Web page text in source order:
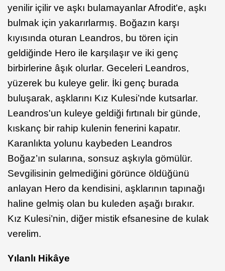
yenilir içilir ve aşkı bulamayanlar Afrodit'e, aşkı
bulmak için yakarırlarmış. Boğazın karşı
kıyısında oturan Leandros, bu tören için
geldiğinde Hero ile karşılaşır ve iki genç
birbirlerine âşık olurlar. Geceleri Leandros,
yüzerek bu kuleye gelir. İki genç burada
buluşarak, aşklarını Kız Kulesi’nde kutsarlar.
Leandros'un kuleye geldiği fırtınalı bir günde,
kıskanç bir rahip kulenin fenerini kapatır.
Karanlıkta yolunu kaybeden Leandros
Boğaz’ın sularına, sonsuz aşkıyla gömülür.
Sevgilisinin gelmediğini görünce öldüğünü
anlayan Hero da kendisini, aşklarının tapınağı
haline gelmiş olan bu kuleden aşağı bırakır.
Kız Kulesi’nin, diğer mistik efsanesine de kulak
verelim.
Yılanlı Hikâye